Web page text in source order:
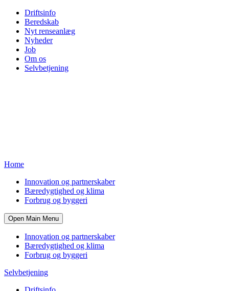
Driftsinfo
Beredskab
Nyt renseanlæg
Nyheder
Job
Om os
Selvbetjening
Home
Innovation og partnerskaber
Bæredygtighed og klima
Forbrug og byggeri
Open Main Menu
Innovation og partnerskaber
Bæredygtighed og klima
Forbrug og byggeri
Selvbetjening